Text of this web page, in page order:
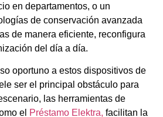
en departamentos, o un
de conservación avanzada
de manera eficiente, reconfigura
del día a día.
oportuno a estos dispositivos de
ser el principal obstáculo para
las herramientas de
el Préstamo Elektra, facilitan la